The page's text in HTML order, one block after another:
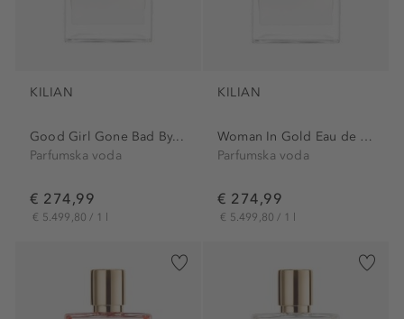
KILIAN
Good Girl Gone Bad By...
Parfumska voda
€ 274,99
€ 5.499,80 / 1 l
KILIAN
Woman In Gold Eau de Parfum
Parfumska voda
€ 274,99
€ 5.499,80 / 1 l